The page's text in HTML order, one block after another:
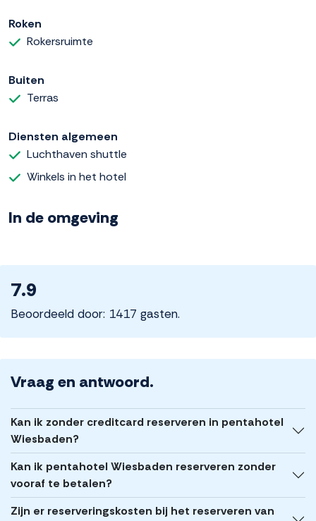
Roken
Rokersruimte
Buiten
Terras
Diensten algemeen
Luchthaven shuttle
Winkels in het hotel
In de omgeving
7.9
Beoordeeld door: 1417 gasten.
Vraag en antwoord.
Kan ik zonder creditcard reserveren in pentahotel
Wiesbaden?
Kan ik pentahotel Wiesbaden reserveren zonder
vooraf te betalen?
Zijn er reserveringskosten bij het reserveren van